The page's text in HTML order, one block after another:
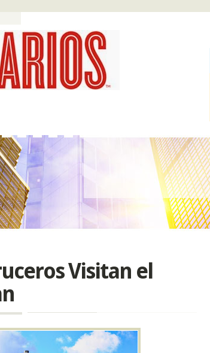
Visitan el